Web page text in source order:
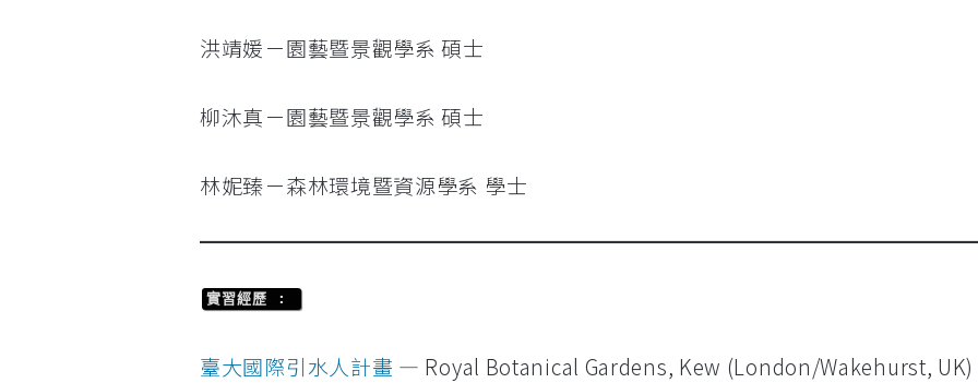
洪靖媛－園藝暨景觀學系 碩士
柳沐真－園藝暨景觀學系 碩士
林妮臻－森林環境暨資源學系 學士
實習經歷 :
臺大國際引水人計畫 — Royal Botanical Gardens, Kew (London/Wakehurst, UK)